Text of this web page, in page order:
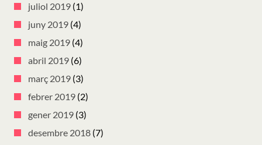
juliol 2019 (1)
juny 2019 (4)
maig 2019 (4)
abril 2019 (6)
març 2019 (3)
febrer 2019 (2)
gener 2019 (3)
desembre 2018 (7)